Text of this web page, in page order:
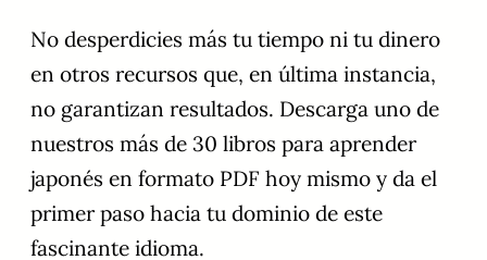
No desperdicies más tu tiempo ni tu dinero
en otros recursos que, en última instancia,
no garantizan resultados. Descarga uno de
nuestros más de 30 libros para aprender
japonés en formato PDF hoy mismo y da el
primer paso hacia tu dominio de este
fascinante idioma.